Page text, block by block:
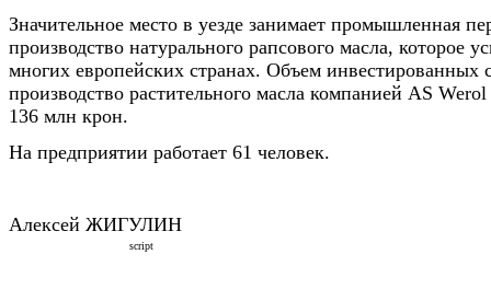
Значительное место в уезде занимает промышленная
производство натурального рапсового масла, которое
многих европейских странах. Объем инвестированных
производство растительного масла компанией AS Werol
136 млн крон.
На предприятии работает 61 человек.
Алексей ЖИГУЛИН
script